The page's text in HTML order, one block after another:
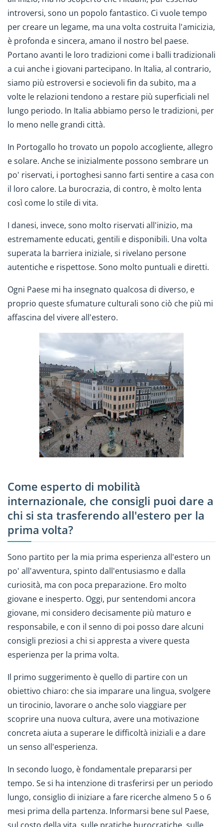
introversi, sono un popolo fantastico. Ci vuole tempo
per creare un legame, ma una volta costruita l'amicizia,
è profonda e sincera, amano il nostro bel paese.
Portano avanti le loro tradizioni come i balli tradizionali
a cui anche i giovani partecipano. In Italia, al contrario,
siamo più estroversi e socievoli fin da subito, ma a
volte le relazioni tendono a restare più superficiali nel
lungo periodo. In Italia abbiamo perso le tradizioni, per
lo meno nelle grandi città.
In Portogallo ho trovato un popolo accogliente, allegro
e solare. Anche se inizialmente possono sembrare un
po' riservati, i portoghesi sanno farti sentire a casa con
il loro calore. La burocrazia, di contro, è molto lenta
così come lo stile di vita.
I danesi, invece, sono molto riservati all'inizio, ma
estremamente educati, gentili e disponibili. Una volta
superata la barriera iniziale, si rivelano persone
autentiche e rispettose. Sono molto puntuali e diretti.
Ogni Paese mi ha insegnato qualcosa di diverso, e
proprio queste sfumature culturali sono ciò che più mi
affascina del vivere all'estero.
Come esperto di mobilità
internazionale, che consigli puoi dare a
chi si sta trasferendo all'estero per la
prima volta?
Sono partito per la mia prima esperienza all'estero un
po' all'avventura, spinto dall'entusiasmo e dalla
curiosità, ma con poca preparazione. Ero molto
giovane e inesperto. Oggi, pur sentendomi ancora
giovane, mi considero decisamente più maturo e
responsabile, e con il senno di poi posso dare alcuni
consigli preziosi a chi si appresta a vivere questa
esperienza per la prima volta.
Il primo suggerimento è quello di partire con un
obiettivo chiaro: che sia imparare una lingua, svolgere
un tirocinio, lavorare o anche solo viaggiare per
scoprire una nuova cultura, avere una motivazione
concreta aiuta a superare le difficoltà iniziali e a dare
un senso all'esperienza.
In secondo luogo, è fondamentale prepararsi per
tempo. Se si ha intenzione di trasferirsi per un periodo
lungo, consiglio di iniziare a fare ricerche almeno 5 o 6
mesi prima della partenza. Informarsi bene sul Paese,